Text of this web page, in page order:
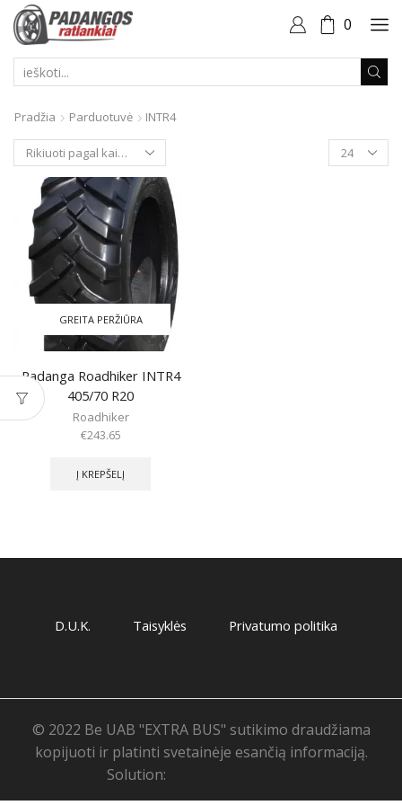
0
Pradžia Parduotuvė
INTR4
Produktai
puslapyje
GREITA PERŽIŪRA
Padanga Roadhiker INTR4
405/70 R20
Roadhiker
€243.65
Į KREPŠELĮ
D.U.K. Taisyklės Privatumo politika
© 2022 Be UAB "EXTRA BUS" sutikimo draudžiama
kopijuoti ir platinti svetainėje esančią informaciją.
Solution: